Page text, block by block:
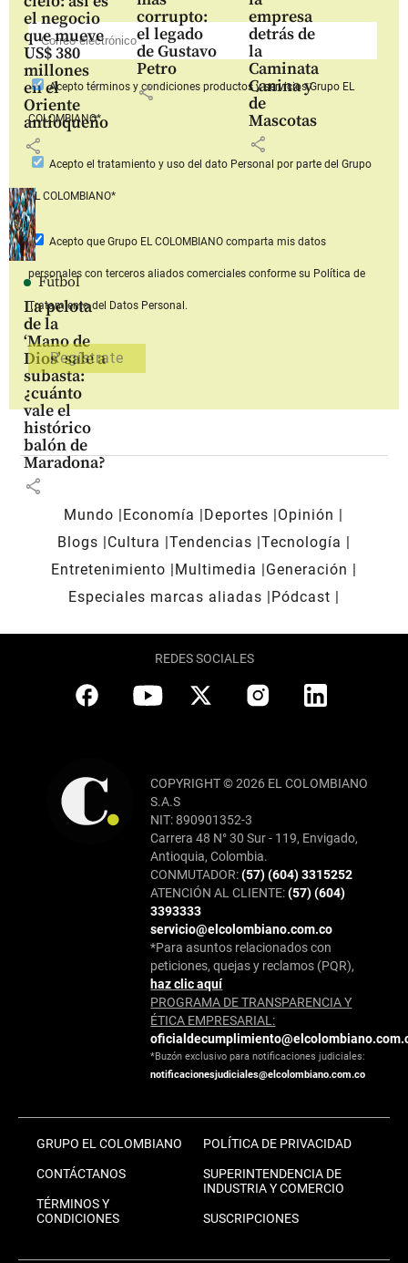
el negocio
que mueve
US$ 380
millones
en el
Oriente
antioqueño
share
corrupto:
el legado
de Gustavo
Petro
share
empresa
detrás de
la
Caminata
Canina y
de
Mascotas
share
Fútbol
La pelota
de la
‘Mano de
Dios’ sale a
subasta:
¿cuánto
vale el
histórico
balón de
Maradona?
share
Aceptotérminos y condiciones productos y serviciosGrupo EL
COLOMBIANO*
Acepto el tratamiento y uso del dato Personal por parte del Grupo
EL COLOMBIANO*
Acepto que Grupo EL COLOMBIANOcomparta mis datos
personales con terceros aliados comerciales conforme su Política de
Tratamiento del Datos Personal.
Mundo Economía Deportes
Opinión
Blogs
Cultura Tendencias Tecnología
Entretenimiento
Multimedia
Generación
Especiales marcas aliadas
Pódcast
REDES SOCIALES
COPYRIGHT © 2026 EL COLOMBIANO
S.A.S
NIT: 890901352-3
Carrera 48 N° 30 Sur - 119, Envigado,
Antioquia, Colombia.
CONMUTADOR:(57) (604) 3315252
ATENCIÓN AL CLIENTE:(57) (604)
3393333
servicio@elcolombiano.com.co
*Para asuntos relacionados con
peticiones, quejas y reclamos (PQR),
haz clic aquí
PROGRAMA DE TRANSPARENCIA Y
ÉTICA EMPRESARIAL:
*Buzón exclusivo para notificaciones judiciales:
notificacionesjudiciales@elcolombiano.com.co
GRUPO EL COLOMBIANO
CONTÁCTANOS
TÉRMINOS Y
CONDICIONES
POLÍTICA DE PRIVACIDAD
SUPERINTENDENCIA DE
INDUSTRIA Y COMERCIO
SUSCRIPCIONES